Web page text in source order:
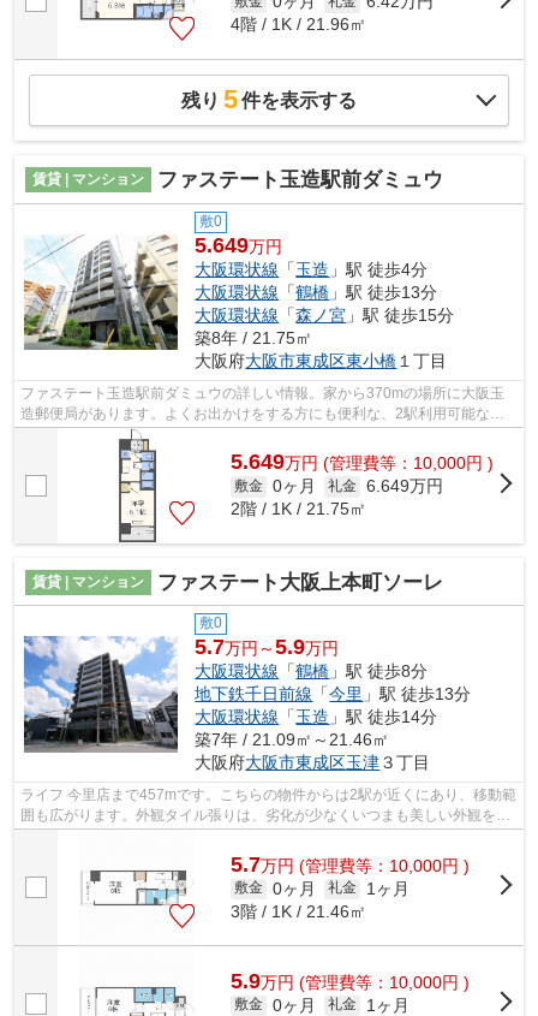
4階 / 1K / 21.96㎡
残り 5件を表示する
賃貸 | マンション ファステート玉造駅前ダミュウ
敷0
5.649万円
大阪環状線 「玉造 」駅 徒歩4分
大阪環状線 「鶴橋 」駅 徒歩13分
大阪環状線 「森ノ宮 」駅 徒歩15分
築8年 / 21.75㎡
大阪府大阪市東成区東小橋 １丁目
ファステート玉造駅前ダミュウの詳しい情報。家から370mの場所に大阪玉
造郵便局があります。よくお出かけをする方にも便利な、2駅利用可能なマ
ンションです。造りとデザインに関して、...
5.649万円 (管理費等：10,000円 )
敷金 0ヶ月 礼金 6.649万円
2階 / 1K / 21.75㎡
賃貸 | マンション ファステート大阪上本町ソーレ
敷0
5.7万円～5.9万円
大阪環状線 「鶴橋 」駅 徒歩8分
地下鉄千日前線 「今里 」駅 徒歩13分
大阪環状線 「玉造 」駅 徒歩14分
築7年 / 21.09㎡～21.46㎡
大阪府大阪市東成区玉津３丁目
ライフ 今里店まで457mです。こちらの物件からは2駅が近くにあり、移動範
囲も広がります。外観タイル張りは、劣化が少なくいつまも美しい外観を保
5.7万円 (管理費等：10,000円 )
敷金 0ヶ月 礼金
1ヶ月
3階 / 1K / 21.46㎡
5.9万円 (管理費等：10,000円 )
敷金 0ヶ月 礼金
1ヶ月